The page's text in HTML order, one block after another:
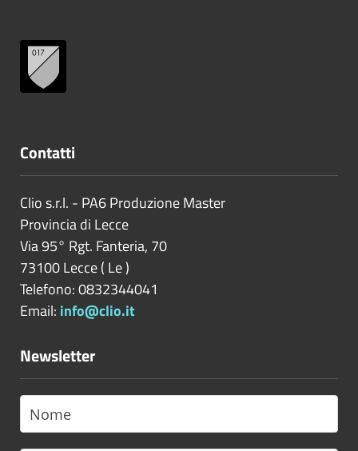
Contatti
Clio s.r.l. - PA6 Produzione Master
Provincia di Lecce
Via 95° Rgt. Fanteria, 70
73100Lecce( Le)
Telefono: 0832344041
Email: info@clio.it
Newsletter